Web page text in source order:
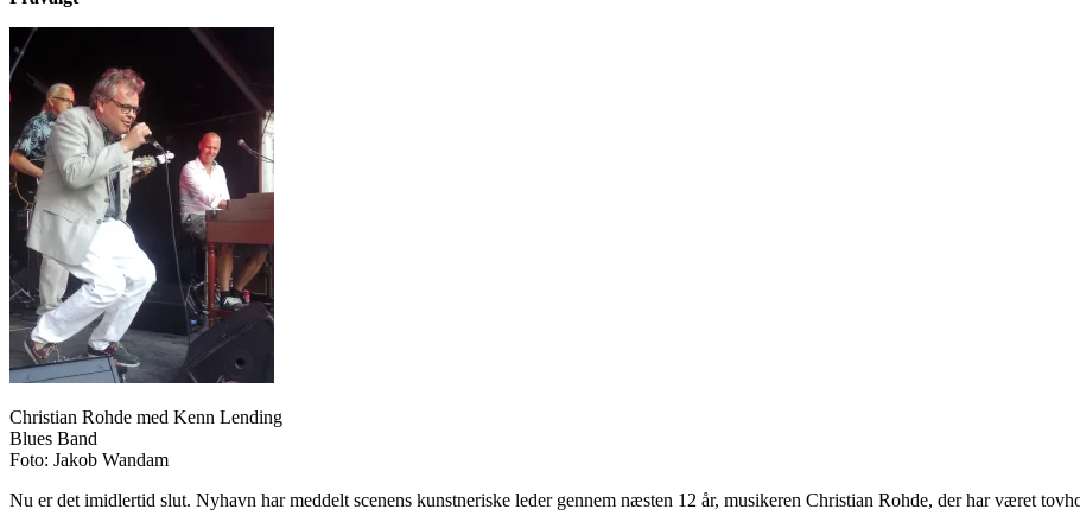
Christian Rohde med Kenn Lending
Blues Band
Foto: Jakob Wandam
Nu er det imidlertid slut. Nyhavn har meddelt scenens kunstneriske leder gennem næsten 12 år, musikeren Christian Rohde, der har været